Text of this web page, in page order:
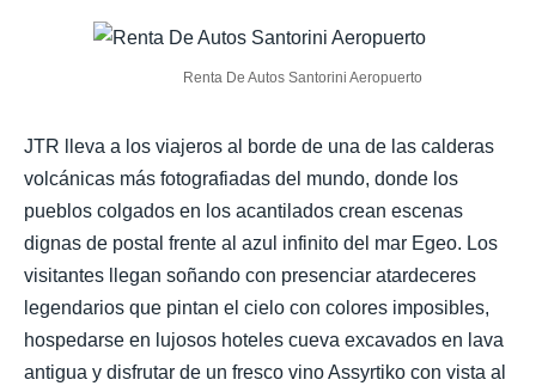
Renta De Autos Santorini Aeropuerto
JTR lleva a los viajeros al borde de una de las calderas
volcánicas más fotografiadas del mundo, donde los
pueblos colgados en los acantilados crean escenas
dignas de postal frente al azul infinito del mar Egeo. Los
visitantes llegan soñando con presenciar atardeceres
legendarios que pintan el cielo con colores imposibles,
hospedarse en lujosos hoteles cueva excavados en lava
antigua y disfrutar de un fresco vino Assyrtiko con vista al